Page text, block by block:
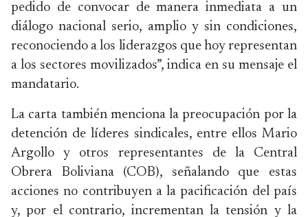
pedido de convocar de manera inmediata a un
diálogo nacional serio, amplio y sin condiciones,
reconociendo a los liderazgos que hoy representan
a los sectores movilizados”, indica en su mensaje el
mandatario.
La carta también menciona la preocupación por la
detención de líderes sindicales, entre ellos Mario
Argollo y otros representantes de la Central
Obrera Boliviana (COB), señalando que estas
acciones no contribuyen a la pacificación del país
y, por el contrario, incrementan la tensión y la